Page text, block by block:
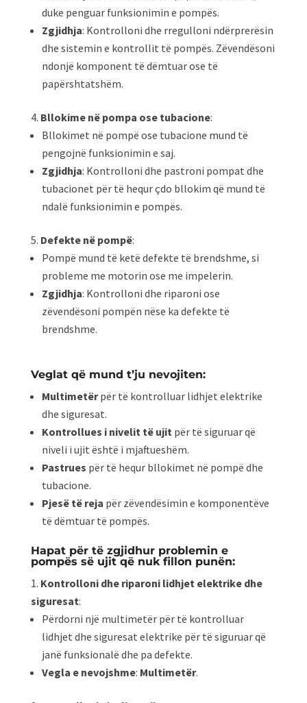
duke penguar funksionimin e pompës.
Zgjidhja: Kontrolloni dhe rregulloni ndërprerësin
dhe sistemin e kontrollit të pompës. Zëvendësoni
ndonjë komponent të dëmtuar ose të
papërshtatshëm.
Bllokime në pompa ose tubacione:
Bllokimet në pompë ose tubacione mund të
pengojnë funksionimin e saj.
Zgjidhja: Kontrolloni dhe pastroni pompat dhe
tubacionet për të hequr çdo bllokim që mund të
ndalë funksionimin e pompës.
Defekte në pompë:
Pompë mund të ketë defekte të brendshme, si
probleme me motorin ose me impelerin.
Zgjidhja: Kontrolloni dhe riparoni ose
zëvendësoni pompën nëse ka defekte të
brendshme.
Veglat që mund t’ju nevojiten:
Multimetërpër të kontrolluar lidhjet elektrike
dhe siguresat.
Kontrollues i nivelit të ujitpër të siguruar që
niveli i ujit është i mjaftueshëm.
Pastrues për të hequr bllokimet në pompë dhe
tubacione.
Pjesë të reja për zëvendësimin e komponentëve
të dëmtuar të pompës.
Hapat për të zgjidhur problemin e
pompës së ujit që nuk fillon punën:
Kontrolloni dhe riparoni lidhjet elektrike dhe
siguresat:
Përdorni një multimetër për të kontrolluar
lidhjet dhe siguresat elektrike për të siguruar që
janë funksionalë dhe pa defekte.
Vegla e nevojshme: Multimetër.